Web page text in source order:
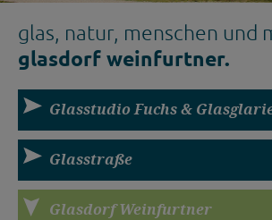
glas, natur, menschen und
glasdorf weinfurtner.
Glasstudio Fuchs &
Glasstraße
Glasdorf Weinfurtner